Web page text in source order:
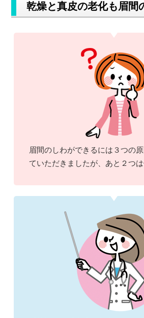
乾燥と真皮の老化も眉間
眉間のしわができるには３つの
ていただきましたが、あと２つは